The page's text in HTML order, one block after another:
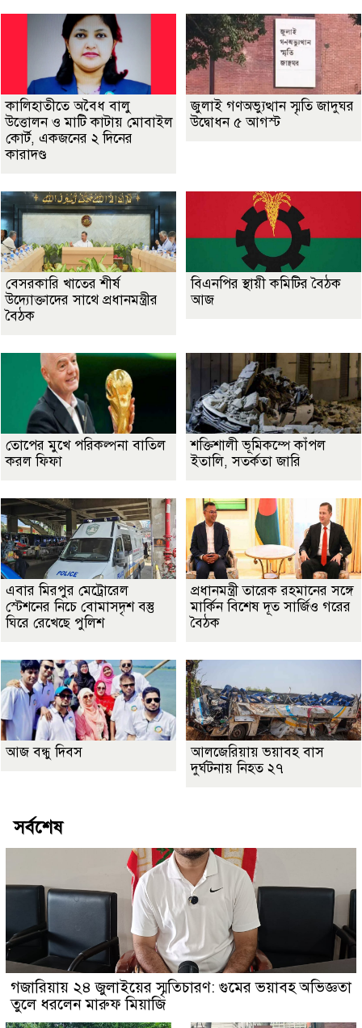
কালিহাতীতে অবৈধ বালু
উত্তোলন ও মাটি কাটায় মোবাইল
কোর্ট, একজনের ২ দিনের
কারাদণ্ড
জুলাই গণঅভ্যুত্থান স্মৃতি জাদুঘর
উদ্বোধন ৫ আগস্ট
বেসরকারি খাতের শীর্ষ
উদ্যোক্তাদের সাথে প্রধানমন্ত্রীর
বৈঠক
বিএনপির স্থায়ী কমিটির বৈঠক
আজ
তোপের মুখে পরিকল্পনা বাতিল
করল ফিফা
শক্তিশালী ভূমিকম্পে কাঁপল
ইতালি, সতর্কতা জারি
এবার মিরপুর মেট্রোরেল
স্টেশনের নিচে বোমাসদৃশ বস্তু
ঘিরে রেখেছে পুলিশ
প্রধানমন্ত্রী তারেক রহমানের সঙ্গে
মার্কিন বিশেষ দূত সার্জিও গরের
বৈঠক
আজ বন্ধু দিবস
আলজেরিয়ায় ভয়াবহ বাস
দুর্ঘটনায় নিহত ২৭
সর্বশেষ
গজারিয়ায় ২৪ জুলাইয়ের স্মৃতিচারণ: গুমের ভয়াবহ অভিজ্ঞতা
তুলে ধরলেন মারুফ মিয়াজি